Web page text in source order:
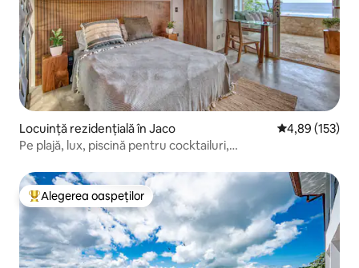
Locuință rezidențială în Jaco Scor mediu de
4,89 (153)
Pe plajă, lux, piscină pentru cocktailuri,
Locuință din topul categoriei Alegerea oaspeților
Alegerea oaspeților